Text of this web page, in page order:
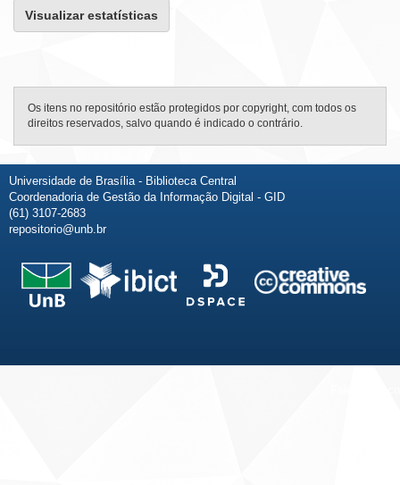
Visualizar estatísticas
Os itens no repositório estão protegidos por copyright, com todos os
direitos reservados, salvo quando é indicado o contrário.
Universidade de Brasília - Biblioteca Central
Coordenadoria de Gestão da Informação Digital - GID
(61) 3107-2683
repositorio@unb.br